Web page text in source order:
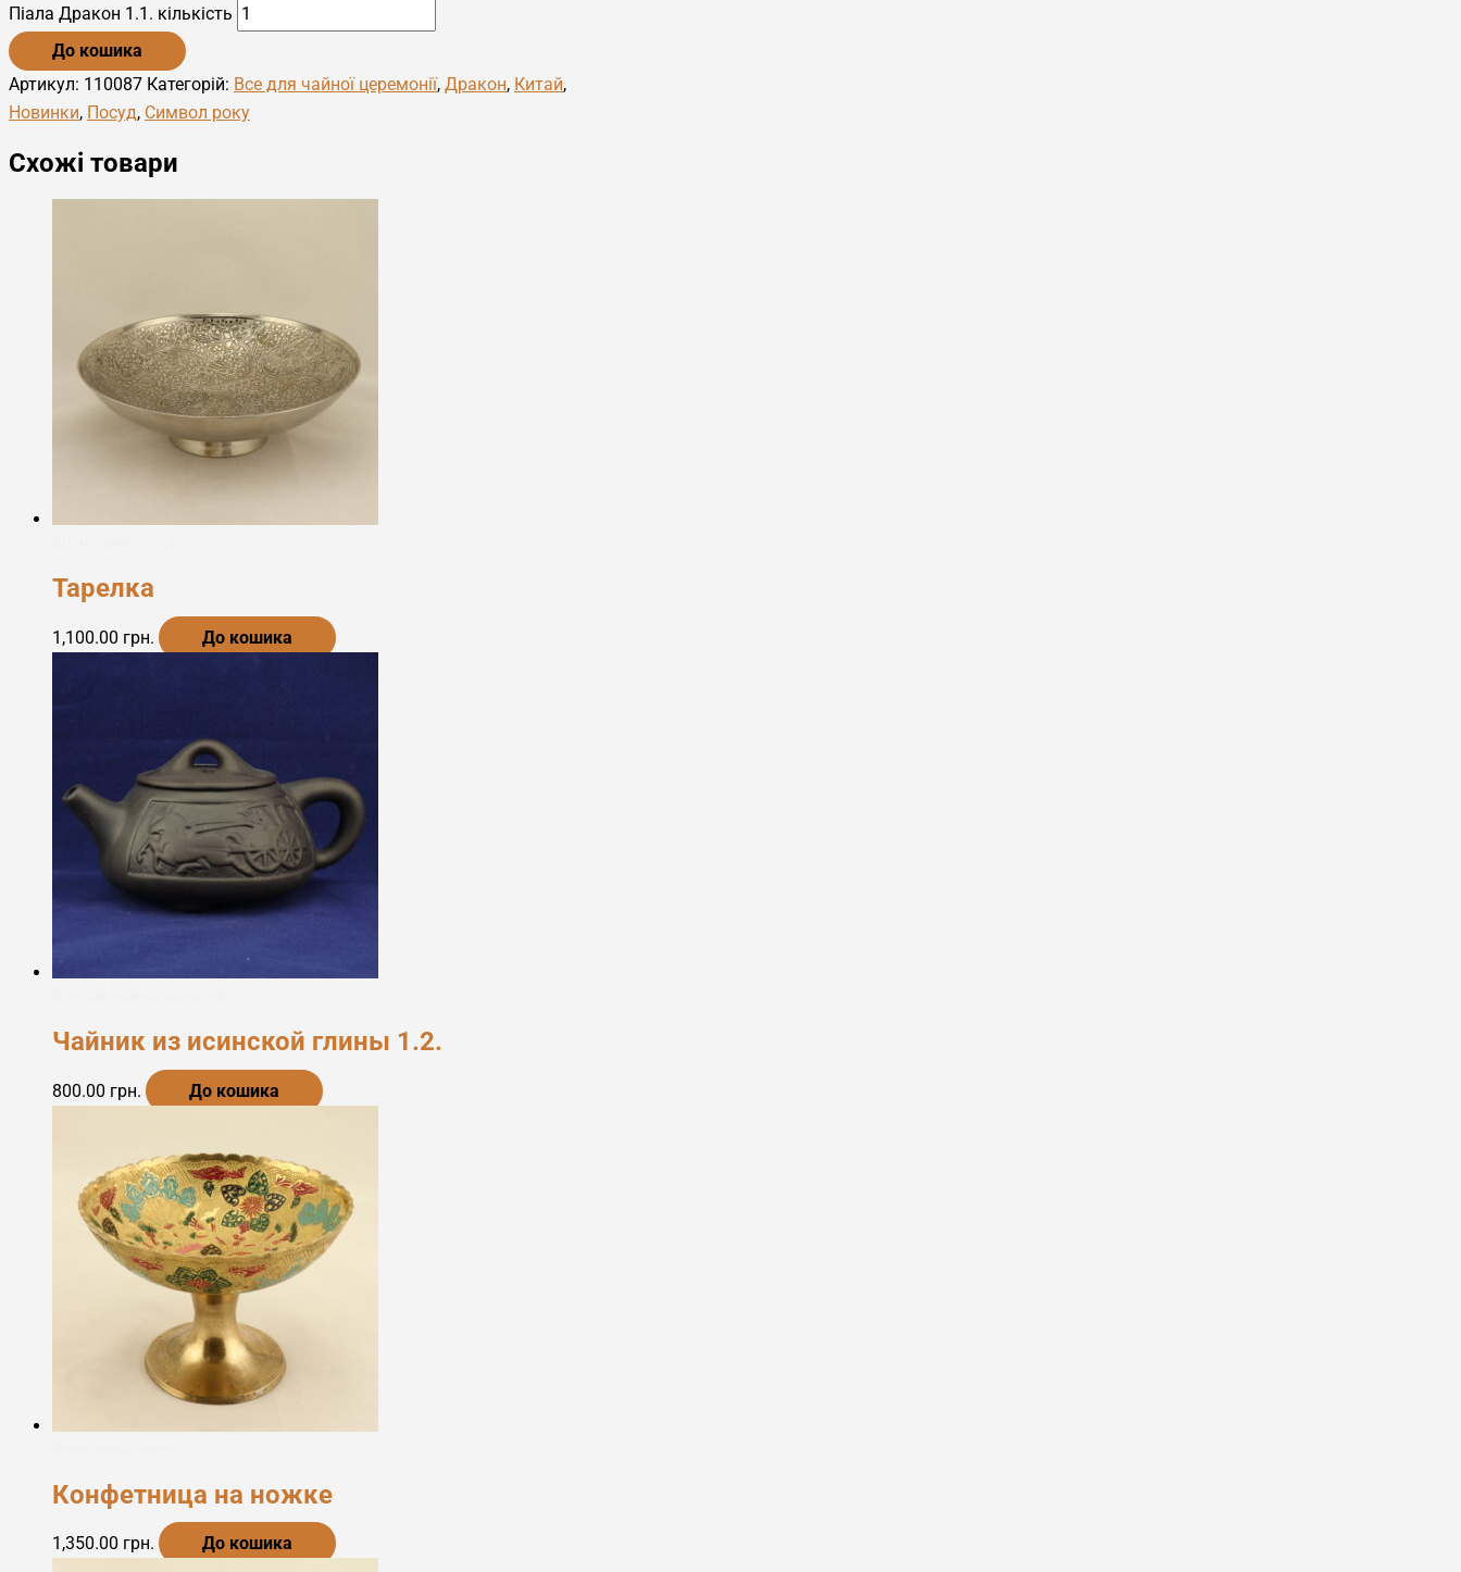
Піала Дракон 1.1. кількість
До кошика
Артикул: 110087 Категорій: Все для чайної церемонії, Дракон, Китай,
Новинки, Посуд, Символ року
Схожі товари
Тарелка
1,100.00 грн. До кошика
Чайник из исинской глины 1.2.
800.00 грн. До кошика
Конфетница на ножке
1,350.00 грн. До кошика